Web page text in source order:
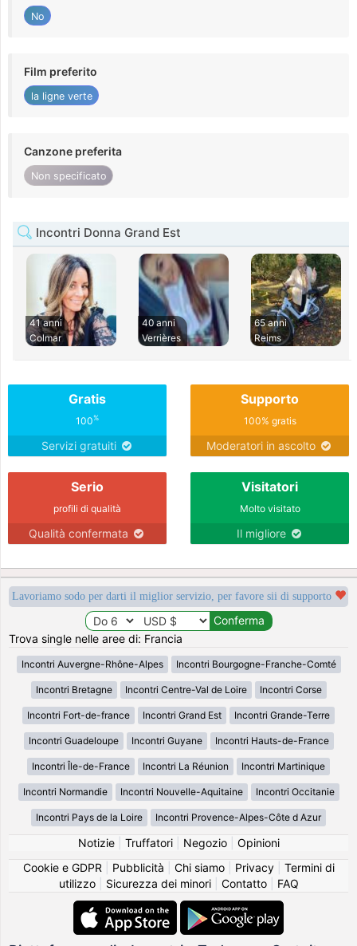
No
Film preferito
la ligne verte
Canzone preferita
Non specificato
Incontri Donna Grand Est
41 anni
Colmar
40 anni
Verrières
65 anni
Reims
Gratis
100%
Servizi gratuiti
Supporto
100% gratis
Moderatori in ascolto
Serio
profili di qualità
Qualità confermata
Visitatori
Molto visitato
Il migliore
Lavoriamo sodo per darti il miglior servizio, per favore sii di supporto
Trova single nelle aree di: Francia
Incontri Auvergne-Rhône-Alpes Incontri Bourgogne-Franche-Comté
Incontri Bretagne Incontri Centre-Val de Loire Incontri Corse
Incontri Fort-de-france Incontri Grand Est Incontri Grande-Terre
Incontri Guadeloupe Incontri Guyane Incontri Hauts-de-France
Incontri Île-de-France Incontri La Réunion Incontri Martinique
Incontri Normandie Incontri Nouvelle-Aquitaine Incontri Occitanie
Incontri Pays de la Loire Incontri Provence-Alpes-Côte d Azur
Notizie| Truffatori| Negozio| Opinioni
Cookie e GDPR
Pubblicità Chi siamo| Privacy| Termini di
utilizzo| Sicurezza dei minori| Contatto| FAQ